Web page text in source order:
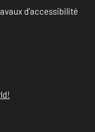
d’accessibilité